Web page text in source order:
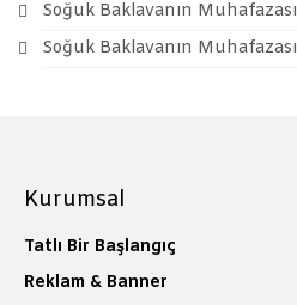
Soğuk Baklavanın Muhafazası
Soğuk Baklavanın Muhafazası
Kurumsal
Tatlı Bir Başlangıç
Reklam & Banner